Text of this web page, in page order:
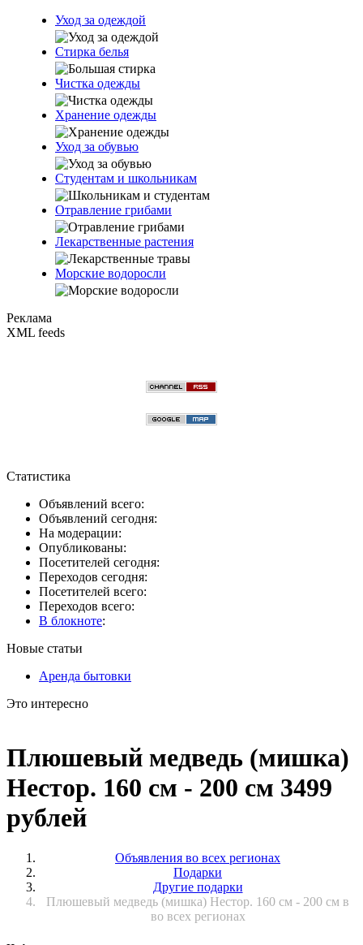
Уход за одеждой
Стирка белья
Чистка одежды
Хранение одежды
Уход за обувью
Студентам и школьникам
Отравление грибами
Лекарственные растения
Морские водоросли
Реклама
XML feeds
Статистика
Объявлений всего:
Объявлений сегодня:
На модерации:
Опубликованы:
Посетителей сегодня:
Переходов сегодня:
Посетителей всего:
Переходов всего:
В блокноте:
Новые статьи
Аренда бытовки
Это интересно
Плюшевый медведь (мишка)
Нестор. 160 см - 200 см 3499
рублей
Объявления во всех регионах
Подарки
Другие подарки
Плюшевый медведь (мишка) Нестор. 160 см - 200 см в
во всех регионах